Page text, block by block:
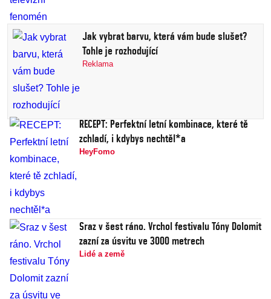
Jak vybrat barvu, která vám bude slušet?
Tohle je rozhodující
Reklama
RECEPT: Perfektní letní kombinace, které tě
zchladí, i kdybys nechtěl*a
HeyFomo
Sraz v šest ráno. Vrchol festivalu Tóny Dolomit
zazní za úsvitu ve 3000 metrech
Lidé a země